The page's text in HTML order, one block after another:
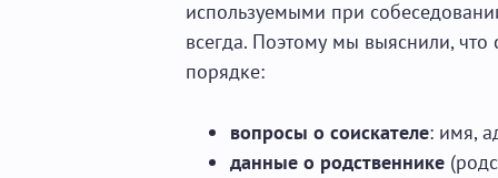
используемыми при
всегда. Поэтому мы выяснили,
порядке:
вопросы о соискателе: имя,
данные о родственнике